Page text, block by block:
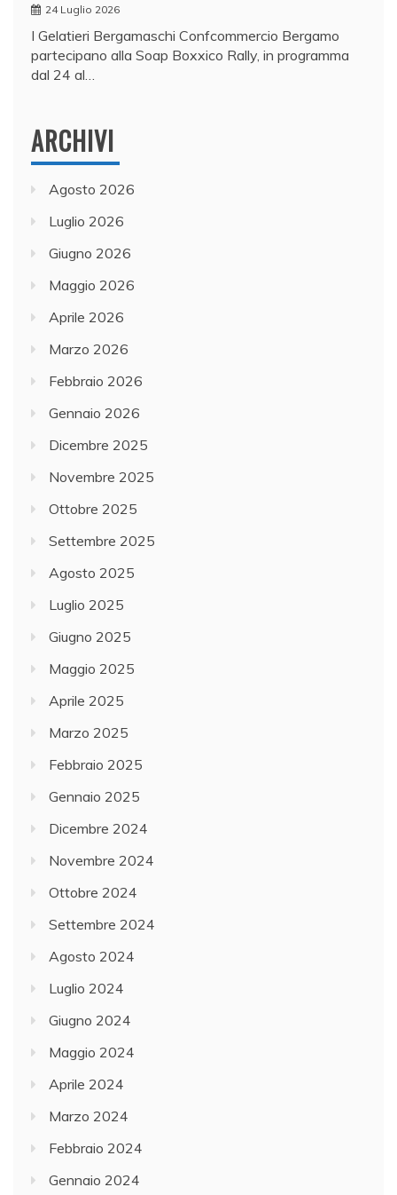
24 Luglio 2026
I Gelatieri Bergamaschi Confcommercio Bergamo
partecipano alla Soap Boxxico Rally, in programma
dal 24 al…
ARCHIVI
Agosto 2026
Luglio 2026
Giugno 2026
Maggio 2026
Aprile 2026
Marzo 2026
Febbraio 2026
Gennaio 2026
Dicembre 2025
Novembre 2025
Ottobre 2025
Settembre 2025
Agosto 2025
Luglio 2025
Giugno 2025
Maggio 2025
Aprile 2025
Marzo 2025
Febbraio 2025
Gennaio 2025
Dicembre 2024
Novembre 2024
Ottobre 2024
Settembre 2024
Agosto 2024
Luglio 2024
Giugno 2024
Maggio 2024
Aprile 2024
Marzo 2024
Febbraio 2024
Gennaio 2024